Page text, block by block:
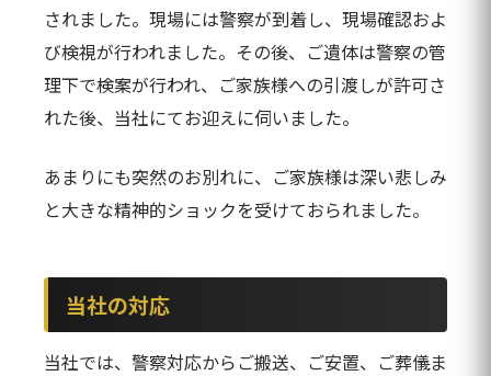
されました。現場には警察が到着し、現場確認およ
び検視が行われました。その後、ご遺体は警察の管
理下で検案が行われ、ご家族様への引渡しが許可さ
れた後、当社にてお迎えに伺いました。
あまりにも突然のお別れに、ご家族様は深い悲しみ
と大きな精神的ショックを受けておられました。
当社の対応
当社では、警察対応からご搬送、ご安置、ご葬儀ま